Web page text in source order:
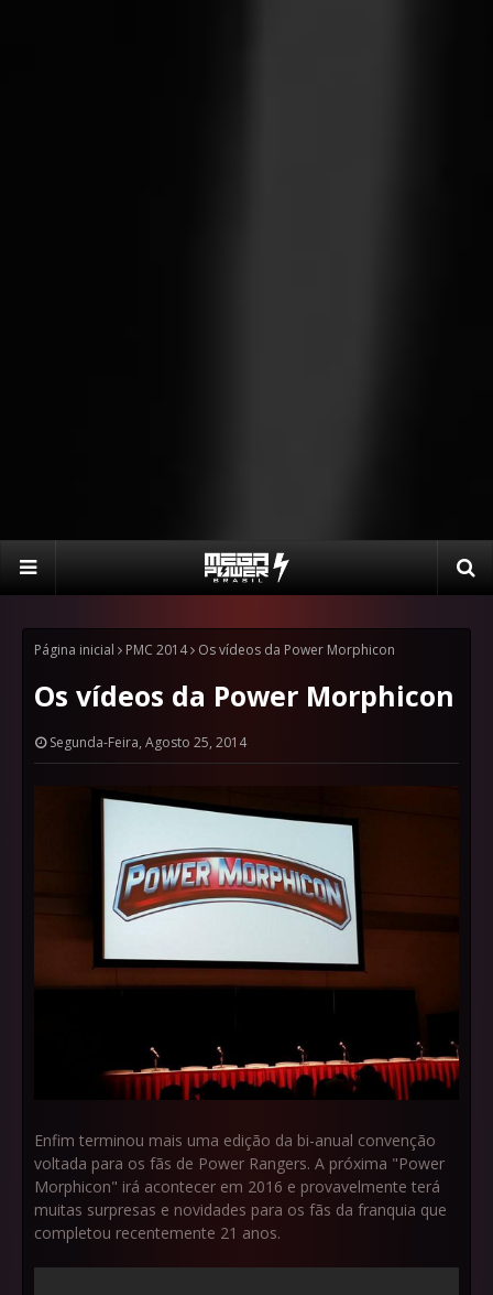
Página inicial PMC 2014 Os vídeos da Power Morphicon
Os vídeos da Power Morphicon
Segunda-Feira, Agosto 25, 2014
Enfim terminou mais uma edição da bi-anual convenção
voltada para os fãs de Power Rangers. A próxima "Power
Morphicon" irá acontecer em 2016 e provavelmente terá
muitas surpresas e novidades para os fãs da franquia que
completou recentemente 21 anos.